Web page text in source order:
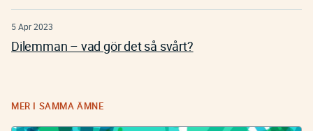
5 Apr 2023
Dilemman – vad gör det så svårt?
MER I SAMMA ÄMNE